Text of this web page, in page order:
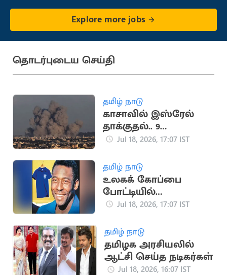
Explore more jobs
தொடர்புடைய செய்தி
தமிழ் நாடு
காசாவில் இஸ்ரேல்
தாக்குதல்.. 9
பாலஸ்தீனர்கள்
Jul 18, 2026, 17:07 IST
தமிழ் நாடு
உலகக் கோப்பை
போட்டியில்
பயன்படுத்திய பீலே
ஏலம்
Jul 18, 2026, 17:07 IST
தமிழ் நாடு
தமிழக அரசியலில்
ஆட்சி செய்த நடிகர்கள்
Jul 18, 2026, 16:07 IST